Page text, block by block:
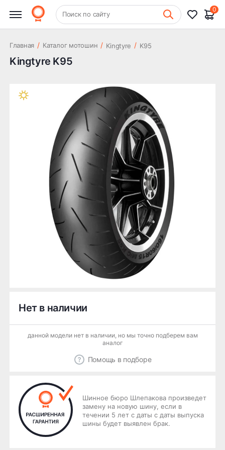
+7 (831) 261-35-35 Шиномонтаж
Поиск по сайту
0
Главная / Каталог мотошин / Kingtyre / K95
Kingtyre K95
Нет в наличии
данной модели нет в наличии, но мы точно подберем вам
аналог
Помощь в подборе
Шинное бюро Шлепакова произведет
замену на новую шину, если в
течении 5 лет с даты с даты выпуска
шины будет выявлен брак.